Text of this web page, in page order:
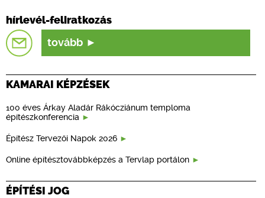
hírlevél-feliratkozás
tovább
KAMARAI KÉPZÉSEK
100 éves Árkay Aladár Rákócziánum temploma
építészkonferencia
Építész Tervezői Napok 2026
Online építésztovábbképzés a Tervlap portálon
ÉPÍTÉSI JOG